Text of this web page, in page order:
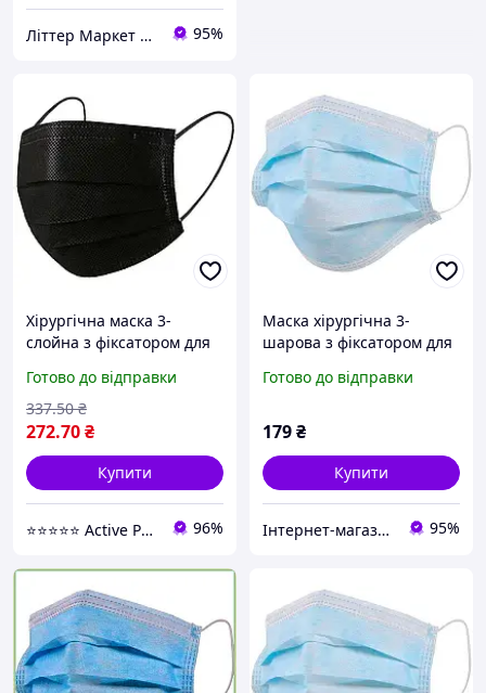
Літтер Маркет ⭐️⭐️⭐️⭐️⭐️ 95%
Хірургічна маска 3-
слойна з фіксатором для
(916995)
Готово до відправки
272.70₴
337.50 ₴
Купити
⭐️⭐️⭐️⭐️⭐️ Active Point 96%
Маска хірургічна 3-
шарова з фіксатором для
Блакитний
Готово до відправки
179₴
Купити
Інтернет-магазин "Всяка Всячина" 95%